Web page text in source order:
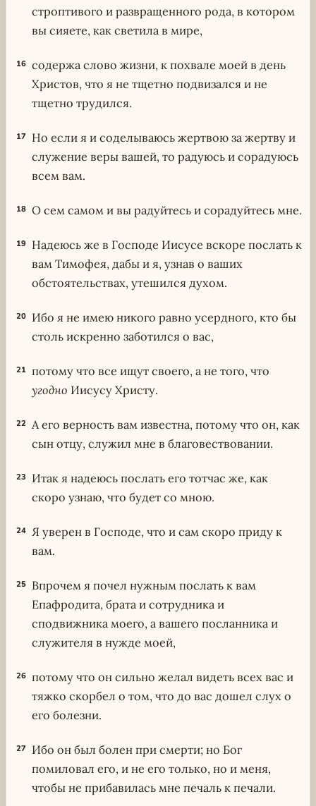
строптивого и развращенного рода, в котором
вы сияете, как светила в мире,
16 содержа слово жизни, к похвале моей в день
Христов, что я не тщетно подвизался и не
тщетно трудился.
17 Но если я и соделываюсь жертвою за жертву и
служение веры вашей, то радуюсь и сорадуюсь
всем вам.
18 О сем самом и вы радуйтесь и сорадуйтесь мне.
19 Надеюсь же в Господе Иисусе вскоре послать к
вам Тимофея, дабы и я, узнав о ваших
обстоятельствах, утешился духом.
20 Ибо я не имею никого равно усердного, кто бы
столь искренно заботился о вас,
21 потому что все ищут своего, а не того, что
угодно Иисусу Христу.
22 А его верность вам известна, потому что он, как
сын отцу, служил мне в благовествовании.
23
Итак я надеюсь послать его тотчас же, как
скоро узнаю, что будет со мною.
24 Я уверен в Господе, что и сам скоро приду к
вам.
25 Впрочем я почел нужным послать к вам
Епафродита, брата и сотрудника и
сподвижника моего, а вашего посланника и
служителя в нужде моей,
26 потому что он сильно желал видеть всех вас и
тяжко скорбел о том, что до вас дошел слух о
его болезни.
27 Ибо он был болен при смерти; но Бог
помиловал его, и не его только, но и меня,
чтобы не прибавилась мне печаль к печали.